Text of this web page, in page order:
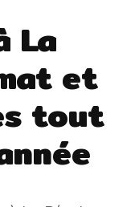
La
et
tout